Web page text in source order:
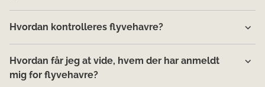
Hvordan kontrolleres flyvehavre?
Hvordan får jeg at vide, hvem der har anmeldt
mig for flyvehavre?